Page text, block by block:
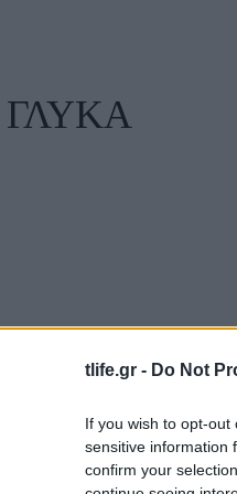
tlife.gr - Do Not
If you wish to opt-
sensitive information
confirm your
ΓΛΥΚΑ